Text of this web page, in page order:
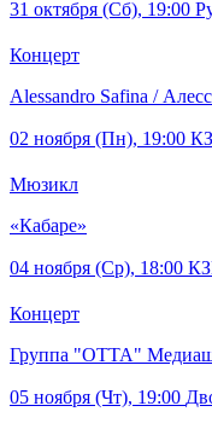
31 октября (Сб), 19:00
Концерт
Alessandro Safina /
02 ноября (Пн), 19:00
Мюзикл
«Кабаре»
04 ноября (Ср), 18:00
Концерт
Группа "ОТТА"
05 ноября (Чт), 19:00